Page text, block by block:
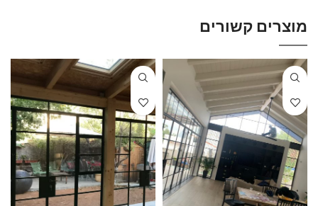
מוצרים קשורים